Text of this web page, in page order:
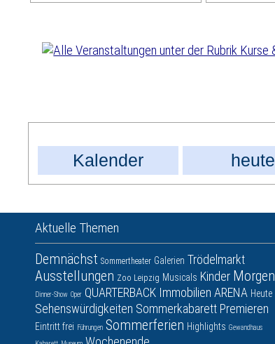
Kalender
heute
Aktuelle Themen
Demnächst Sommertheater Galerien Trödelmarkt
Ausstellungen Zoo Leipzig Musicals Kinder Morgen
Dinner-Show Oper QUARTERBACK Immobilien ARENA Heute
Sehenswürdigkeiten Sommerkabarett Premieren
Eintritt frei Führungen Sommerferien Highlights Gewandhaus